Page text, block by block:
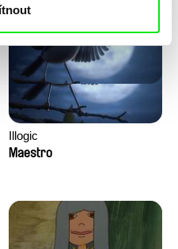
Illogic
Maestro